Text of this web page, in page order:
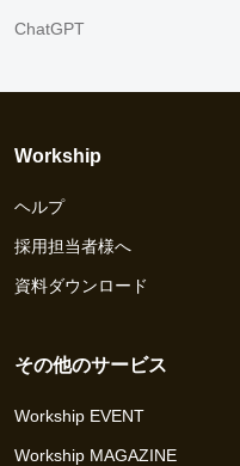
ChatGPT
Workship
ヘルプ
採用担当者様へ
資料ダウンロード
その他のサービス
Workship EVENT
Workship MAGAZINE